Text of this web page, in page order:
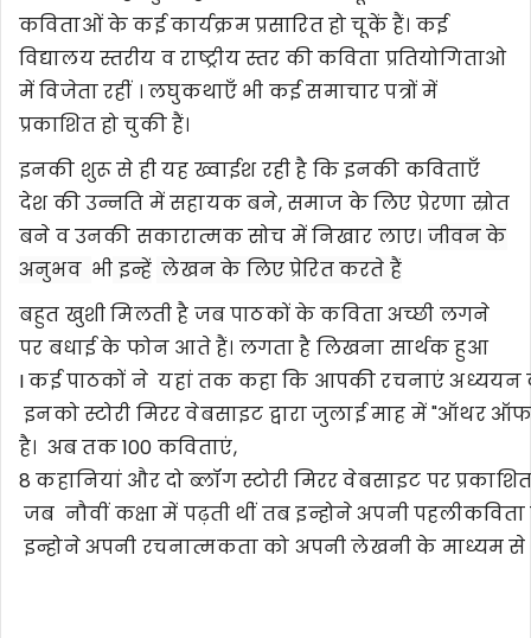
कविताओं के कई कार्यक्रम प्रसारित हो चूकें हैं। कई
विद्यालय स्तरीय व राष्ट्रीय स्तर की कविता प्रतियोगिताओ
में विजेता रहींं । लघुकथाएँ भी कई समाचार पत्रों में
प्रकाशित हो चुकी हैं।
इनकी शुरू से ही यह ख्वाईश रही है कि इनकी कविताएँ
देश की उन्नति में सहायक बने, समाज के लिए प्रेरणा स्रोत
बने व उनकी सकारात्मक सोच में निखार लाए। जीवन के
अनुभव भी इन्हें लेखन के लिए प्रेरित करते हैं
बहुत खुशी मिलती है जब पाठकों के कविता अच्छी लगने
पर बधाई के फोन आते हैं। लगता है लिखना सार्थक हुआ
I कई पाठकों ने यहां तक कहा कि आपकी रचनाएं अध्ययन
इनको स्टोरी मिरर वेबसाइट द्वारा जुलाई माह में "ऑथर
है। अब तक 100 कविताएं,
8 कहानियां और दो ब्लॉग स्टोरी मिरर वेबसाइट पर
जब नौवीं कक्षा में पढ़ती थींं तब इन्होने अपनी पहलीकविता
इन्होने अपनी रचनात्मकता को अपनी लेखनी के माध्यम से